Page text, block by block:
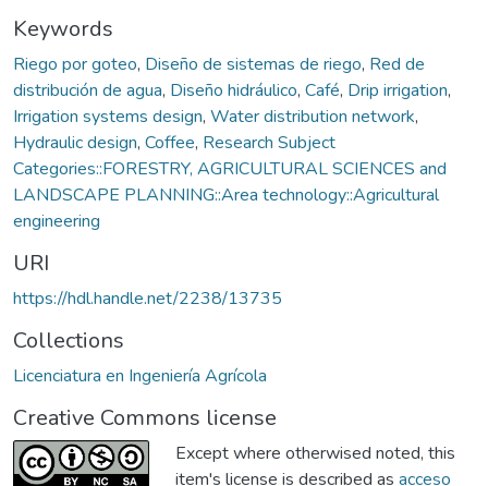
Keywords
Riego por goteo, Diseño de sistemas de riego, Red de
distribución de agua, Diseño hidráulico, Café, Drip irrigation,
Irrigation systems design, Water distribution network,
Hydraulic design, Coffee, Research Subject
Categories::FORESTRY, AGRICULTURAL SCIENCES and
LANDSCAPE PLANNING::Area technology::Agricultural
engineering
URI
https://hdl.handle.net/2238/13735
Collections
Licenciatura en Ingeniería Agrícola
Creative Commons license
Except where otherwised noted, this
item's license is described as acceso